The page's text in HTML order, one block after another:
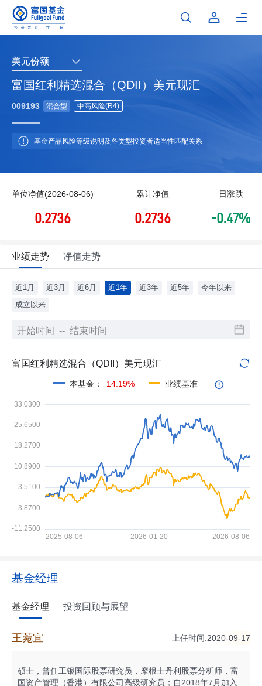
富国红利精选混合（QDII）美元现汇
美元份额
009193 混合型 中高风险(R4)
基金产品风险等级说明及各类型投资者适当性匹配关系
单位净值(2026-08-06)
0.2736
累计净值
0.2736
日涨跌
-0.47%
业绩走势 净值走势
近1月 近3月 近6月 近1年 近3年 近5年
今年以来
成立以来
富国红利精选混合（QDII）美元现汇
本基金 ： 14.19% 业绩基准
基金经理
基金经理 投资回顾与展望
王菀宜 上任时间:2020-09-17
硕士，曾任工银国际股票研究员，摩根士丹利股票分析师，富
国资产管理（香港）有限公司高级研究员；自2018年7月加入